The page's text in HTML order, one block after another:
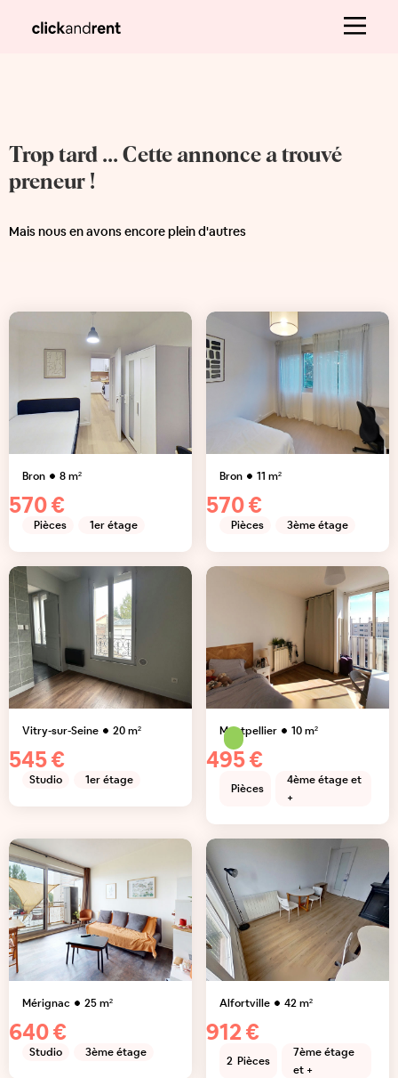
Trop tard ... Cette annonce a trouvé
preneur !
Mais nous en avons encore plein d'autres
Bron 8m²
570 €
Pièces 1er étage
Bron 11 m²
570 €
Pièces 3ème étage
Vitry-sur-Seine 20m²
545 €
Studio 1er étage
Montpellier 10m²
495 €
Pièces
4ème étage et
+
Mérignac 25m²
640 €
Studio 3ème étage
Alfortville 42m²
912 €
2 Pièces
7ème étage
et +